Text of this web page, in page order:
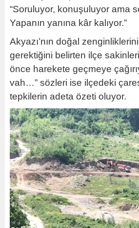
“Soruluyor, konuşuluyor ama
Yapanın yanına kâr kalıyor.”
Akyazı’nın doğal
gerektiğini belirten ilçe
önce harekete geçmeye
vah…” sözleri ise ilçedeki
tepkilerin adeta özeti oluyor.